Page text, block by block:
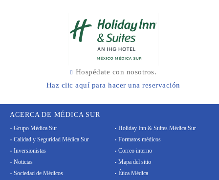
Hospédate con nosotros.
Haz clic aquí para hacer una reservación
ACERCA DE MÉDICA SUR
Grupo Médica Sur
Calidad y Seguridad Médica Sur
Inversionistas
Noticias
Sociedad de Médicos
Holiday Inn & Suites Médica Sur
Formatos médicos
Correo interno
Mapa del sitio
Ética Médica